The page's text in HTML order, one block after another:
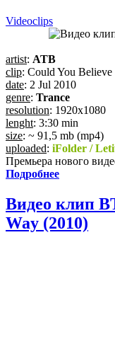
Videoсlips
artist: ATB
clip: Could You Believe
date: 2 Jul 2010
genre: Trance
resolution: 1920x1080
lenght: 3:30 min
size: ~ 91,5 mb (mp4)
uploaded: iFolder /
Премьера нового
Подробнее
Видео клип
Way (2010)